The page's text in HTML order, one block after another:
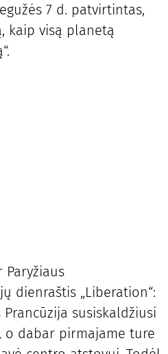
7 d. patvirtintas,
kaip visą planetą
Paryžiaus
dienraštis „Liberation“:
susiskaldžiusi
o dabar pirmajame ture